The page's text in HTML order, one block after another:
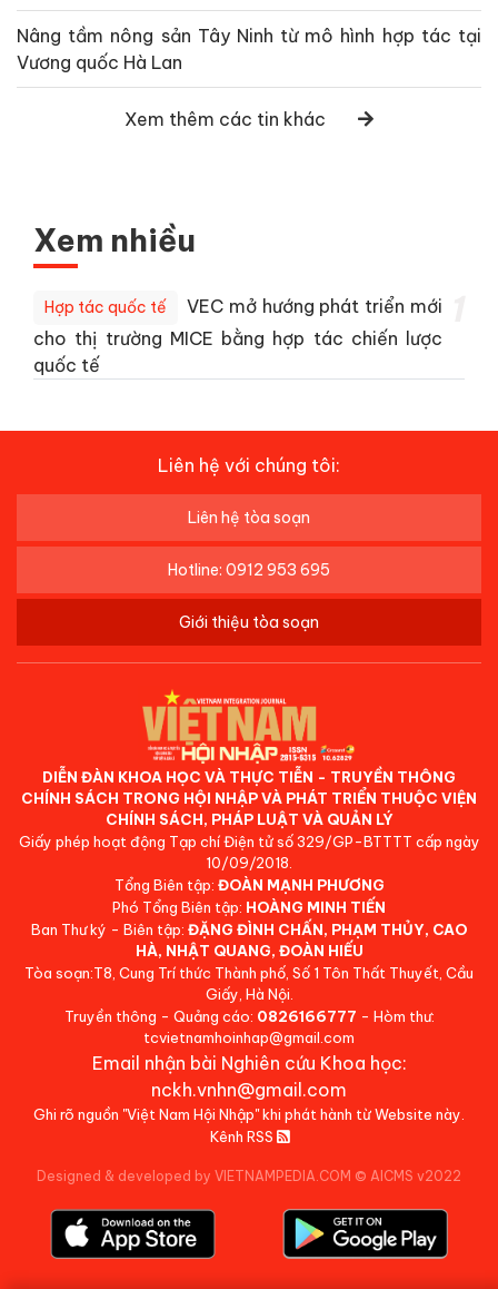
Nâng tầm nông sản Tây Ninh từ mô hình hợp tác tại
Vương quốc Hà Lan
Xem thêm các tin khác
Xem nhiều
Hợp tác quốc tế
VEC mở hướng phát triển mới
cho thị trường MICE bằng hợp tác chiến lược
quốc tế
Liên hệ với chúng tôi:
Liên hệ tòa soạn
Hotline: 0912 953 695
Giới thiệu tòa soạn
DIỄN ĐÀN KHOA HỌC VÀ THỰC TIỄN - TRUYỀN THÔNG
CHÍNH SÁCH TRONG HỘI NHẬP VÀ PHÁT TRIỂN THUỘC VIỆN
CHÍNH SÁCH, PHÁP LUẬT VÀ QUẢN LÝ
Giấy phép hoạt động Tạp chí Điện tử số 329/GP-BTTTT cấp ngày
10/09/2018.
Tổng Biên tập: ĐOÀN MẠNH PHƯƠNG
Phó Tổng Biên tập: HOÀNG MINH TIẾN
Ban Thư ký - Biên tập: ĐẶNG ĐÌNH CHẤN, PHẠM THỦY, CAO
HÀ, NHẬT QUANG, ĐOÀN HIẾU
Tòa soạn:T8, Cung Trí thức Thành phố, Số 1 Tôn Thất Thuyết, Cầu
Giấy, Hà Nội.
Truyền thông - Quảng cáo: 0826166777 - Hòm thư:
tcvietnamhoinhap@gmail.com
Email nhận bài Nghiên cứu Khoa học:
nckh.vnhn@gmail.com
Ghi rõ nguồn "Việt Nam Hội Nhập" khi phát hành từ Website này.
Kênh RSS
Designed & developed by VIETNAMPEDIA.COM © AICMS v2022